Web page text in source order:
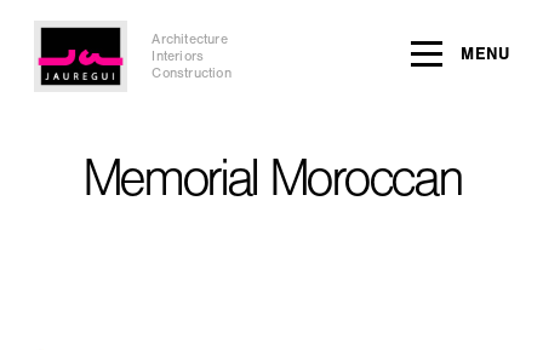
Architecture
Interiors
Construction
MENU
Memorial Moroccan